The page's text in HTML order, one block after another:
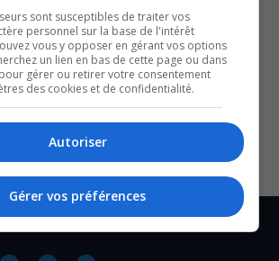
X
MÉDIAS, C’EST PROTÉGER NOTRE
ET NOTRE ÉCONOMIE
sont susceptibles de traiter vos
personnel sur la base de l'intérêt
vous y opposer en gérant vos options
un lien en bas de cette page ou dans
gérer ou retirer votre consentement
des cookies et de confidentialité.
Autoriser
Gérer vos préférences